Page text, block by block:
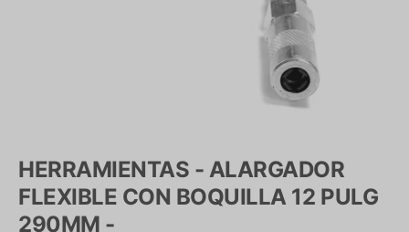
HERRAMIENTAS - ALARGADOR
FLEXIBLE CON BOQUILLA 12 PULG
290MM -